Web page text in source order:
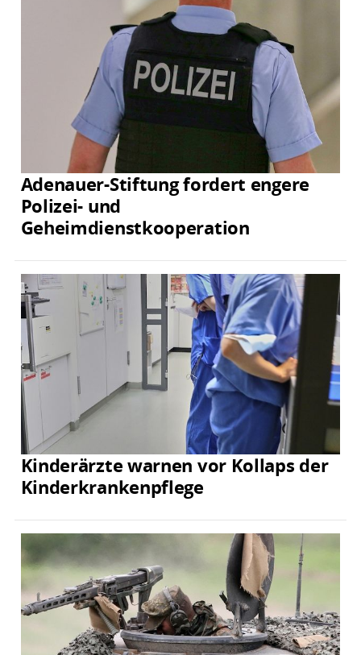
Adenauer-Stiftung fordert engere
Polizei- und
Geheimdienstkooperation
Kinderärzte warnen vor Kollaps der
Kinderkrankenpflege